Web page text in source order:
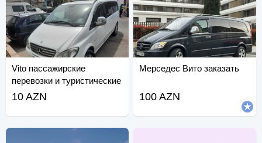
Vito пассажирские
перевозки и туристические
услуги
10 AZN
Мерседес Вито заказать
100 AZN